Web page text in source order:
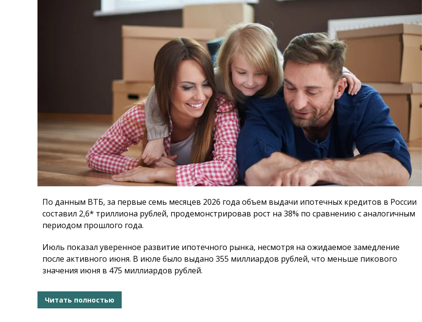
По данным ВТБ, за первые семь месяцев 2026 года объем выдачи ипотечных кредитов в России
составил 2,6* триллиона рублей, продемонстрировав рост на 38% по сравнению с аналогичным
периодом прошлого года.
Июль показал уверенное развитие ипотечного рынка, несмотря на ожидаемое замедление
после активного июня. В июле было выдано 355 миллиардов рублей, что меньше пикового
значения июня в 475 миллиардов рублей.
Читать полностью